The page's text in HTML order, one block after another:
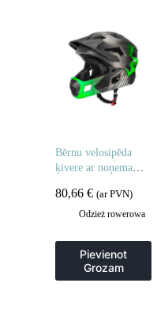
Bērnu velosipēda
ķivere ar noņemamu
cm – zaļa
80,66 € (ar PVN)
Odzież rowerowa
Pievienot
Grozam